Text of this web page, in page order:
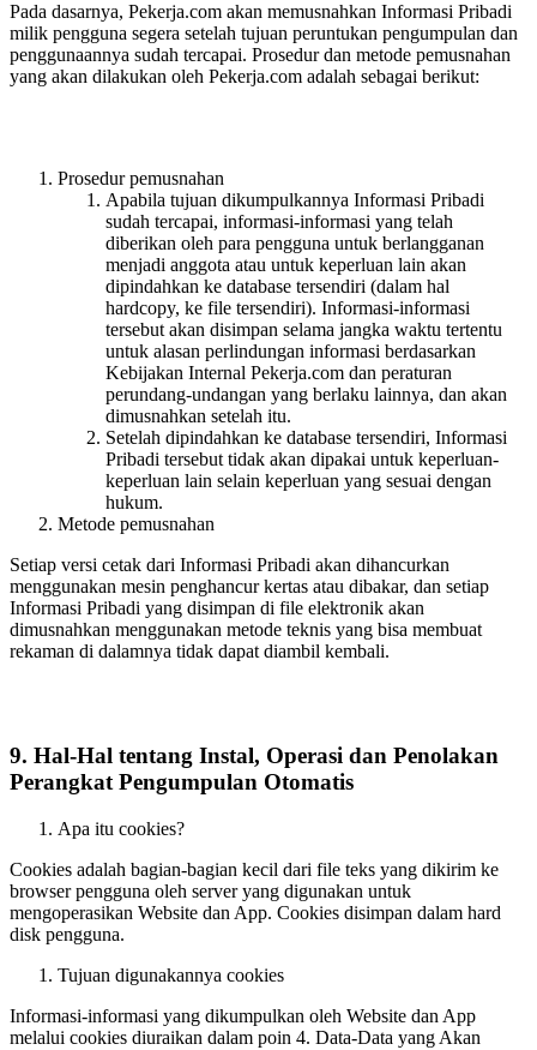
Pada dasarnya, Pekerja.com akan memusnahkan Informasi Pribadi
milik pengguna segera setelah tujuan peruntukan pengumpulan dan
penggunaannya sudah tercapai. Prosedur dan metode pemusnahan
yang akan dilakukan oleh Pekerja.com adalah sebagai berikut:
Prosedur pemusnahan
Apabila tujuan dikumpulkannya Informasi Pribadi
sudah tercapai, informasi-informasi yang telah
diberikan oleh para pengguna untuk berlangganan
menjadi anggota atau untuk keperluan lain akan
dipindahkan ke database tersendiri (dalam hal
hardcopy, ke file tersendiri). Informasi-informasi
tersebut akan disimpan selama jangka waktu tertentu
untuk alasan perlindungan informasi berdasarkan
Kebijakan Internal Pekerja.com dan peraturan
perundang-undangan yang berlaku lainnya, dan akan
dimusnahkan setelah itu.
Setelah dipindahkan ke database tersendiri, Informasi
Pribadi tersebut tidak akan dipakai untuk keperluan-
keperluan lain selain keperluan yang sesuai dengan
hukum.
Metode pemusnahan
Setiap versi cetak dari Informasi Pribadi akan dihancurkan
menggunakan mesin penghancur kertas atau dibakar, dan setiap
Informasi Pribadi yang disimpan di file elektronik akan
dimusnahkan menggunakan metode teknis yang bisa membuat
rekaman di dalamnya tidak dapat diambil kembali.
9. Hal-Hal tentang Instal, Operasi dan Penolakan
Perangkat Pengumpulan Otomatis
Apa itu cookies?
Cookies adalah bagian-bagian kecil dari file teks yang dikirim ke
browser pengguna oleh server yang digunakan untuk
mengoperasikan Website dan App. Cookies disimpan dalam hard
disk pengguna.
Tujuan digunakannya cookies
Informasi-informasi yang dikumpulkan oleh Website dan App
melalui cookies diuraikan dalam poin 4. Data-Data yang Akan